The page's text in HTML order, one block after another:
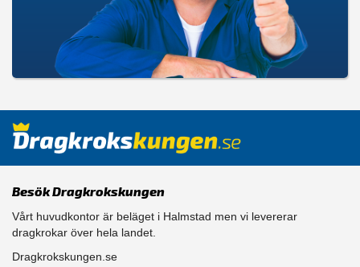
Besök Dragkrokskungen
Vårt huvudkontor är beläget i Halmstad men vi levererar
dragkrokar över hela landet.
Dragkrokskungen.se